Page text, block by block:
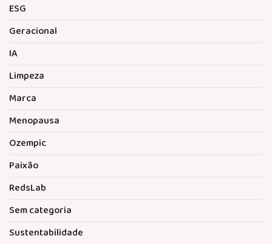
ESG
Geracional
IA
Limpeza
Marca
Menopausa
Ozempic
Paixão
RedsLab
Sem categoria
Sustentabilidade